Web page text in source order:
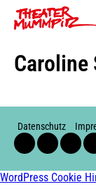
Theater Mummpitz
Caroline
Datenschutz
FacebookInstagram
Youtube
WordPress Cookie